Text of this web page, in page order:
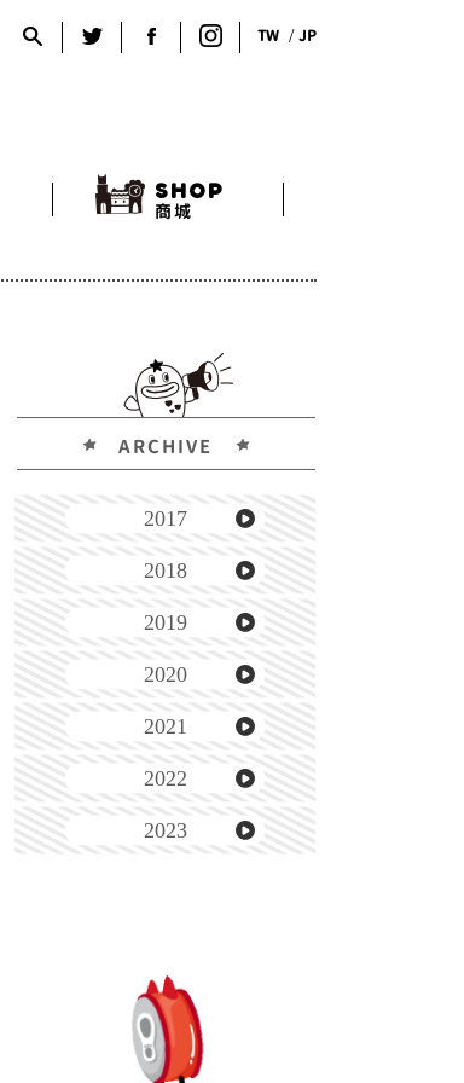
SHOP
商城
TW JP
ARCHIVE
2017
2018
2019
2020
2021
2022
2023